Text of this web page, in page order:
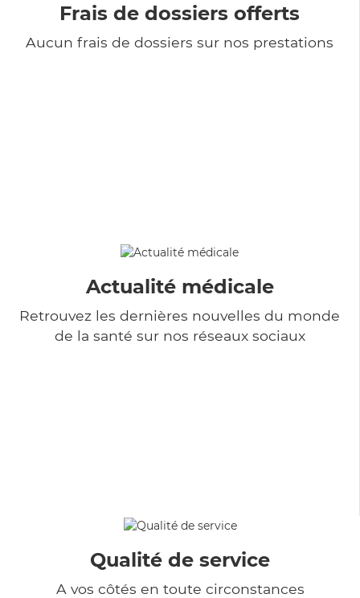
Frais de dossiers offerts
Aucun frais de dossiers sur nos prestations
Actualité médicale
Retrouvez les dernières nouvelles du monde
de la santé sur nos réseaux sociaux
Qualité de service
A vos côtés en toute circonstances